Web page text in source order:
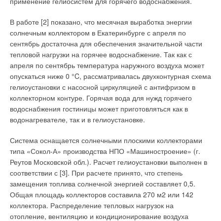
В работе [2] показано, что месячная выработка энергии
солнечным коллектором в Екатеринбурге с апреля по
сентябрь достаточна для обеспечения значительной части
тепловой нагрузки на горячее водоснабжение. Так как с
апреля по сентябрь температура наружного воздуха может
опускаться ниже 0 °C, рассматривалась двухконтурная схема
гелиоустановки с насосной циркуляцией с антифризом в
коллекторном контуре. Горячая вода для нужд горячего
водоснабжения гостиницы может приготовляться как в
водонагревателе, так и в гелиоустановке.
Система оснащается солнечными плоскими коллекторами
типа «Сокол-А» производства НПО «Машиностроение» (г.
Реутов Московской обл.). Расчет гелиоустановки выполнен в
соответствии с [3]. При расчете принято, что степень
замещения топлива солнечной энергией составляет 0,5.
Общая площадь коллекторов составила 270 м2 или 142
коллектора. Распределение тепловых нагрузок на
отопление, вентиляцию и кондиционирование воздуха
7–23 °C, горячую воду для санитарно-гигиенических
нагревать воду для применения в целях отопления
помещения. Для передачи тепла от воды к воздуху могут
использоваться радиаторы, системы «теплый пол», а также
вентиляторные доводчики (фанкойлы).
Холодная вода может использоваться для охлаждения
воздуха в помещении в теплый период года посредством
вентиляторных доводчиков или системы «холодных
потолков». Система производства MHI в целом может
работать в трех режимах:
режим охлаждения — работа по прямому холодильному
циклу, теплообменник «фреон–вода» внутреннего блока
работает как испаритель, при этом вода, циркулирующая
по контуру, охлаждается в нем, а затем может быть
направлена в вентиляторные доводчики и т.п., причем
циркуляционный насос работает непрерывно;
режим обогрева — работа по обратному холодильному
циклу, теплообменник «фреон– вода» внутреннего блока
работает как конденсатор, при этом вода, циркулирующая
точки зрения соответствия требованиям СНиП.
Особый особняк
Существует еще один класс зданий, где может быть
применена данная комбинированная вентиляция с
пассивным притоком и механической вытяжкой без
повреждения отделки — это загородные коттеджи,
владельцы которых иногда забывают оснастить свой дом
даже элементарной вентиляцией (сплитсистемы без
воздухообмена не в счет). Известно, что при естественной
вытяжке сила тяги пропорциональна расстоянию от
вентиляционной решетки до оголовка канала и зависит от
перепада температур на улице и в помещении (без учета
ветра).
В двухили трехэтажном доме в теплый период года вытяжка
работает неудовлетворительно, особенно учитывая малую
воздухопроницаемость современных окон. Часто, даже при